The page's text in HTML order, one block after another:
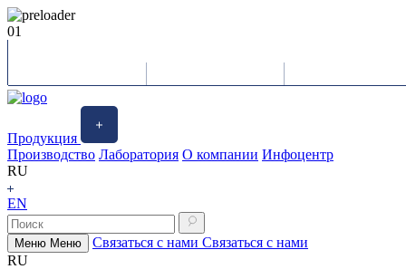
01
Продукция
Производство Лаборатория О компании Инфоцентр
RU
EN
Меню Меню Связаться с нами Связаться с нами
RU